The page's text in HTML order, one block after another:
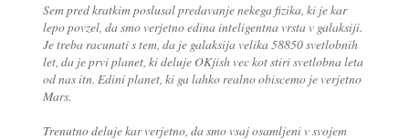
Sem pred kratkim poslusal predavanje nekega fizika, ki je kar
lepo povzel, da smo verjetno edina inteligentna vrsta v galaksiji.
Je treba racunati s tem, da je galaksija velika 58850 svetlobnih
let, da je prvi planet, ki deluje OKjish vec kot stiri svetlobna leta
od nas itn. Edini planet, ki ga lahko realno obiscemo je verjetno
Mars.
Trenutno deluje kar verjetno, da smo vsaj osamljeni v svojem